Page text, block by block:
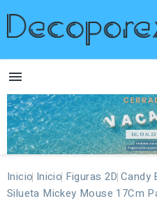

Inicio Inicio Figuras 2D Candy
Silueta Mickey Mouse 17Cm